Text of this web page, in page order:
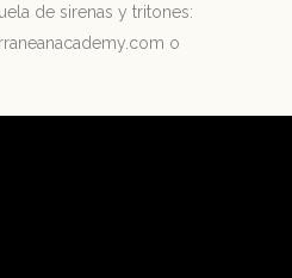
de sirenas y tritones:
o